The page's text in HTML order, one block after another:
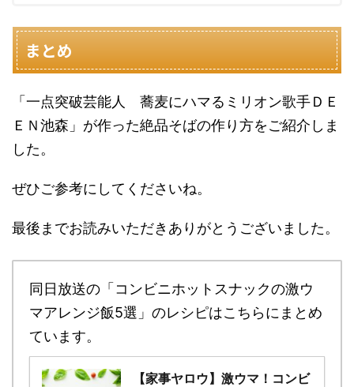
まとめ
「一点突破芸能人 蕎麦にハマるミリオン歌手ＤＥ
ＥＮ池森」が作った絶品そばの作り方をご紹介しま
した。
ぜひご参考にしてくださいね。
最後までお読みいただきありがとうございました。
同日放送の「コンビニホットスナックの激ウ
マアレンジ飯5選」のレシピはこちらにまとめ
ています。
【家事ヤロウ】激ウマ！コンビ